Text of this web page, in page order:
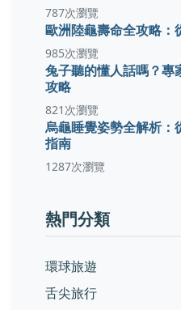
787次瀏覽
歐洲陸龜壽命全攻略：
985次瀏覽
兔子聽的懂人話嗎？專
攻略
821次瀏覽
烏龜睡覺姿勢全解析：
指南
1287次瀏覽
熱門分類
環球旅遊
舌尖旅行